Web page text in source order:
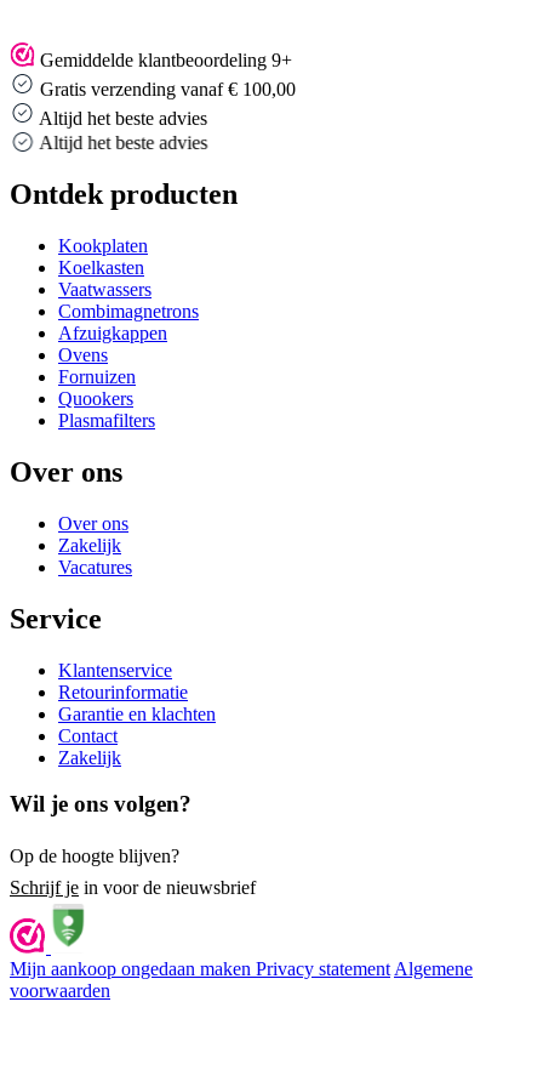
Gemiddelde klantbeoordeling 9+
Gratis verzending vanaf € 100,00
Altijd het beste advies
Altijd het beste advies
Ontdek producten
Kookplaten
Koelkasten
Vaatwassers
Combimagnetrons
Afzuigkappen
Ovens
Fornuizen
Quookers
Plasmafilters
Over ons
Over ons
Zakelijk
Vacatures
Service
Klantenservice
Retourinformatie
Garantie en klachten
Contact
Zakelijk
Wil je ons volgen?
Op de hoogte blijven?
Schrijf je in voor de nieuwsbrief
Mijn aankoop ongedaan maken Privacy statement Algemene
voorwaarden